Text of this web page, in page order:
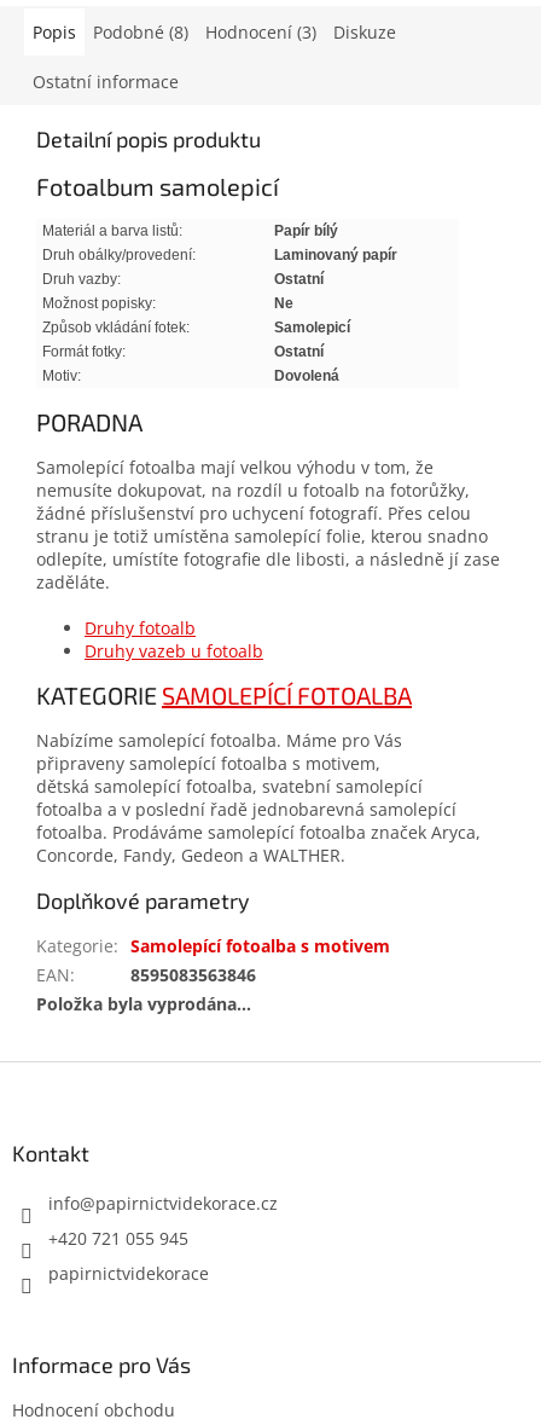
Popis Podobné (8) Hodnocení (3) Diskuze
Ostatní informace
Detailní popis produktu
Fotoalbum samolepicí
Materiál a barva listů:
Papír bílý
Druh obálky/provedení:
Laminovaný papír
Druh vazby:
Ostatní
Možnost popisky:
Ne
Způsob vkládání fotek:
Samolepicí
Formát fotky:
Ostatní
Motiv:
Dovolená
PORADNA
Samolepící fotoalba mají velkou výhodu v tom, že
nemusíte dokupovat, na rozdíl u fotoalb na fotorůžky,
žádné příslušenství pro uchycení fotografí. Přes celou
stranu je totiž umístěna samolepící folie, kterou snadno
odlepíte, umístíte fotografie dle libosti, a následně jí zase
zaděláte.
Druhy fotoalb
Druhy vazeb u fotoalb
KATEGORIE SAMOLEPÍCÍ FOTOALBA
Nabízíme samolepící fotoalba. Máme pro Vás
připraveny samolepící fotoalba s motivem,
dětská samolepící fotoalba, svatební samolepící
fotoalba a v poslední řadě jednobarevná samolepící
fotoalba. Prodáváme samolepící fotoalba značek Aryca,
Concorde, Fandy, Gedeon a WALTHER.
Doplňkové parametry
Kategorie: Samolepící fotoalba s motivem
EAN:
8595083563846
Položka byla vyprodána…
Kontakt
info@papirnictvidekorace.cz
+420 721 055 945
papirnictvidekorace
Informace pro Vás
Hodnocení obchodu